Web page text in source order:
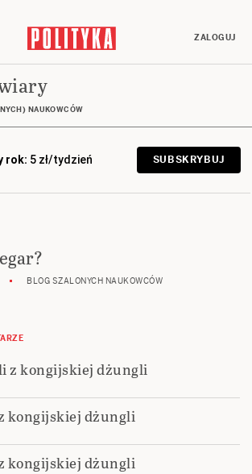
ZALOGUJ
NAUKOWCÓW
rok: 5 zł/tydzień SUBSKRYBUJ
BLOG SZALONYCH NAUKOWCÓW
z kongijskiej dżungli
kongijskiej dżungli
kongijskiej dżungli